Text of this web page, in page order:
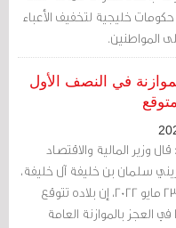
حكومات خليجية لتخفيف الأعباء
المواطنين.
في النصف الأول
وزير المالية والاقتصاد
سلمان بن خليفة آل خليفة،
اليوم الاثنين 23 مايو 2022، إن بلاده تتوقع
في العجز بالموازنة العامة